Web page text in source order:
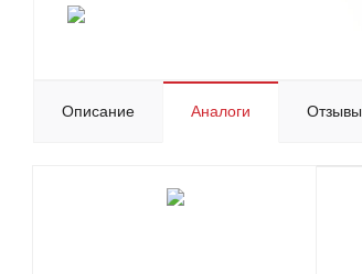
Описание Аналоги Отзывы